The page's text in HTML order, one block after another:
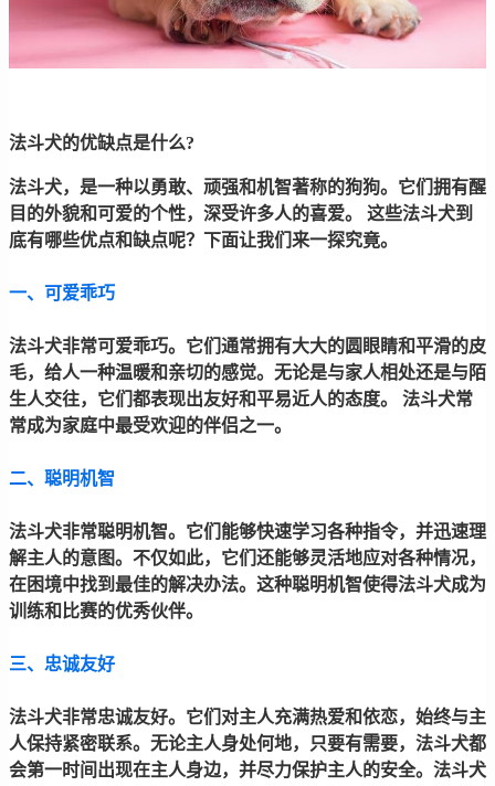
法斗犬的优缺点是什么?
法斗犬，是一种以勇敢、顽强和机智著称的狗狗。它们拥有醒
目的外貌和可爱的个性，深受许多人的喜爱。 这些法斗犬到
底有哪些优点和缺点呢？下面让我们来一探究竟。
一、可爱乖巧
法斗犬非常可爱乖巧。它们通常拥有大大的圆眼睛和平滑的皮
毛，给人一种温暖和亲切的感觉。无论是与家人相处还是与陌
生人交往，它们都表现出友好和平易近人的态度。 法斗犬常
常成为家庭中最受欢迎的伴侣之一。
二、聪明机智
法斗犬非常聪明机智。它们能够快速学习各种指令，并迅速理
解主人的意图。不仅如此，它们还能够灵活地应对各种情况，
在困境中找到最佳的解决办法。这种聪明机智使得法斗犬成为
训练和比赛的优秀伙伴。
三、忠诚友好
法斗犬非常忠诚友好。它们对主人充满热爱和依恋，始终与主
人保持紧密联系。无论主人身处何地，只要有需要，法斗犬都
会第一时间出现在主人身边，并尽力保护主人的安全。法斗犬